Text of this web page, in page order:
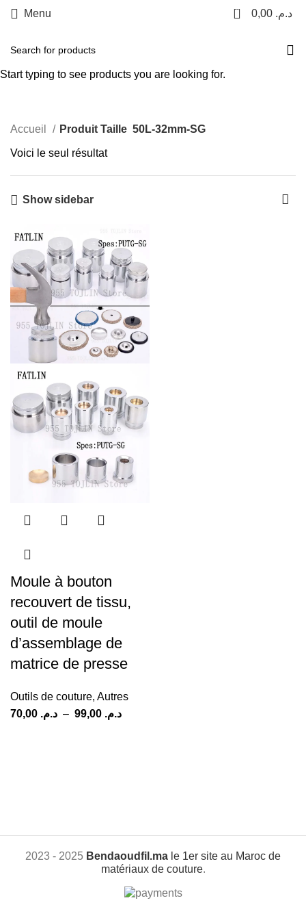
Menu 0 د.م.
50L-32mm-SG
Categories
Accueil Produit Taille 50L-32mm-SG
Voici le seul résultat
Show sidebar
Moule à bouton
recouvert de tissu,
outil de moule
d’assemblage de
matrice de presse
Outils de couture, Autres
د.م. – د.م.
2023 - 2025 Bendaoudfil.ma le 1er site au Maroc de
matériaux de couture.
+212 601517038
Paiement à la livraison
Start typing to see products you are looking for.